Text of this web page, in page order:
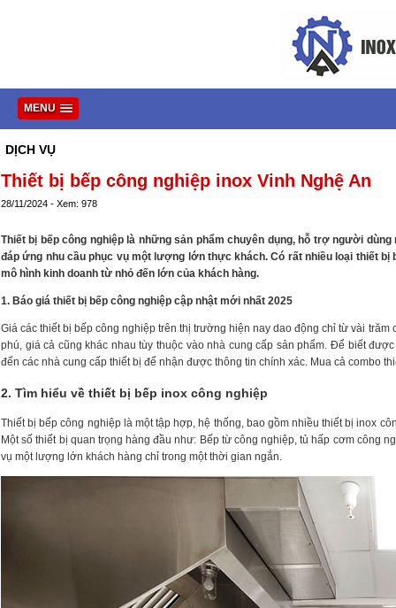
MENU
DỊCH VỤ
Thiết bị bếp công nghiệp inox Vinh Nghệ An
28/11/2024 - Xem: 978
Thiết bị bếp công nghiệp là những sản phẩm chuyên dụng, hỗ trợ người
đáp ứng nhu cầu phục vụ một lượng lớn thực khách. Có rất nhiều loại thiết
mô hình kinh doanh từ nhỏ đến lớn của khách hàng.
1. Báo giá thiết bị bếp công nghiệp cập nhật mới nhất 2025
Giá các thiết bị bếp công nghiệp trên thị trường hiện nay dao động chỉ từ vài
phú, giá cả cũng khác nhau tùy thuộc vào nhà cung cấp sản phẩm. Để biết
đến các nhà cung cấp thiết bị để nhận được thông tin chính xác. Mua cả combo
2. Tìm hiểu về thiết bị bếp inox công nghiệp
Thiết bị bếp công nghiệp là một tập hợp, hệ thống, bao gồm nhiều thiết bị inox
Một số thiết bị quan trọng hàng đầu như: Bếp từ công nghiệp, tủ hấp cơm công
vụ một lượng lớn khách hàng chỉ trong một thời gian ngắn.